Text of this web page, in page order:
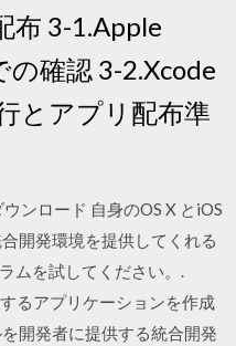
布 3-1.Apple
確認 3-2.Xcode
とアプリ配布準
ンロード 自身のOS X とiOS
開発環境を提供してくれる
ムを試してください。.
るアプリケーションを作成
開発者に提供する統合開発